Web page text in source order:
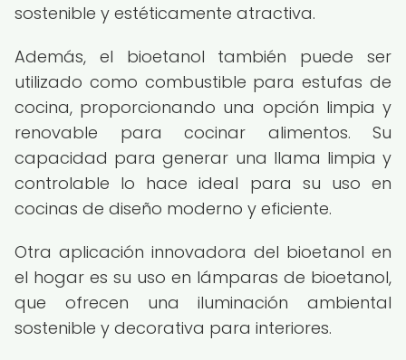
sostenible y estéticamente atractiva.
Además, el bioetanol también puede ser
utilizado como combustible para estufas de
cocina, proporcionando una opción limpia y
renovable para cocinar alimentos. Su
capacidad para generar una llama limpia y
controlable lo hace ideal para su uso en
cocinas de diseño moderno y eficiente.
Otra aplicación innovadora del bioetanol en
el hogar es su uso en lámparas de bioetanol,
que ofrecen una iluminación ambiental
sostenible y decorativa para interiores.